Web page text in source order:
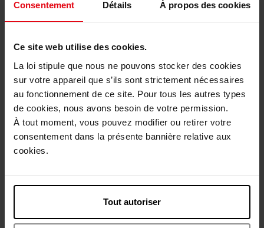
Consentement Détails À propos des cookies
Ce site web utilise des cookies.
La loi stipule que nous ne pouvons stocker des cookies
sur votre appareil que s’ils sont strictement nécessaires
au fonctionnement de ce site. Pour tous les autres types
de cookies, nous avons besoin de votre permission.
À tout moment, vous pouvez modifier ou retirer votre
consentement dans la présente bannière relative aux
cookies.
Tout autoriser
Nieuw
Multifunctionele
Oogschaduwcrème
€ 12,90
Nieuw
APRIL
Multifunctionele
Oogschaduwcrème
€ 12,90
Vegan
Vegan